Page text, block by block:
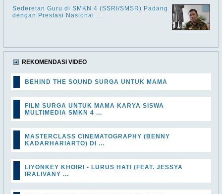
Sederetan Guru di SMKN 4 (SSRI/SMSR) Padang
dengan Prestasi Nasional ...
REKOMENDASI VIDEO
BEHIND THE SOUND SURGA UNTUK MAMA
FILM SURGA UNTUK MAMA KARYA SISWA
MULTIMEDIA SMKN 4 ...
MASTERCLASS CINEMATOGRAPHY (BENNY
KADARHARIARTO) DI ...
LIYONKEY KHOIRI - LURUS HATI (FEAT. JESSYA
IRALIVANY ...